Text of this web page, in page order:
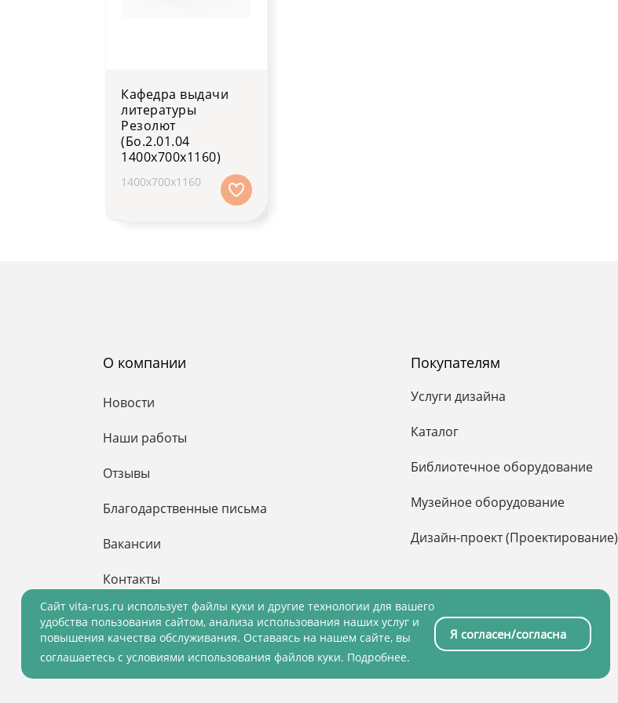
Кафедра выдачи
литературы
Резолют
(Бо.2.01.04
1400х700х1160)
1400х700х1160
О компании
Новости
Наши работы
Отзывы
Благодарственные письма
Вакансии
Контакты
Покупателям
Услуги дизайна
Каталог
Библиотечное оборудование
Музейное оборудование
Дизайн-проект (Проектирование)
© 2001 - 2026 ВитаРус. Информация сайта защищена законом об авторских правах
Cайт vita-rus.ru использует файлы куки и другие технологии для вашего
удобства пользования сайтом, анализа использования наших услуг и
повышения качества обслуживания. Оставаясь на нашем сайте, вы
соглашаетесь с условиями использования файлов куки. Подробнее.
Я согласен/согласна